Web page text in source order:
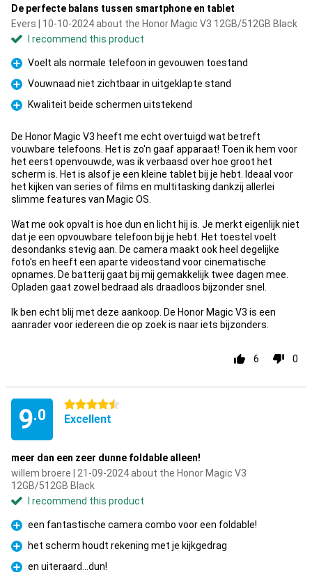
De perfecte balans tussen smartphone en tablet
Evers | 10-10-2024 about the Honor Magic V3 12GB/512GB Black
I recommend this product
Pro
Voelt als normale telefoon in gevouwen toestand
Pro
Vouwnaad niet zichtbaar in uitgeklapte stand
Pro
Kwaliteit beide schermen uitstekend
De Honor Magic V3 heeft me echt overtuigd wat betreft
vouwbare telefoons. Het is zo'n gaaf apparaat! Toen ik hem voor
het eerst openvouwde, was ik verbaasd over hoe groot het
scherm is. Het is alsof je een kleine tablet bij je hebt. Ideaal voor
het kijken van series of films en multitasking dankzij allerlei
slimme features van Magic OS.
Wat me ook opvalt is hoe dun en licht hij is. Je merkt eigenlijk niet
dat je een opvouwbare telefoon bij je hebt. Het toestel voelt
desondanks stevig aan. De camera maakt ook heel degelijke
foto's en heeft een aparte videostand voor cinematische
opnames. De batterij gaat bij mij gemakkelijk twee dagen mee.
Opladen gaat zowel bedraad als draadloos bijzonder snel.
Ik ben echt blij met deze aankoop. De Honor Magic V3 is een
aanrader voor iedereen die op zoek is naar iets bijzonders.
6 0
9.0
4.5 stars
Excellent
meer dan een zeer dunne foldable alleen!
willem broere | 21-09-2024 about the Honor Magic V3
12GB/512GB Black
I recommend this product
Pro
een fantastische camera combo voor een foldable!
Pro
het scherm houdt rekening met je kijkgedrag
en uiteraard...dun!